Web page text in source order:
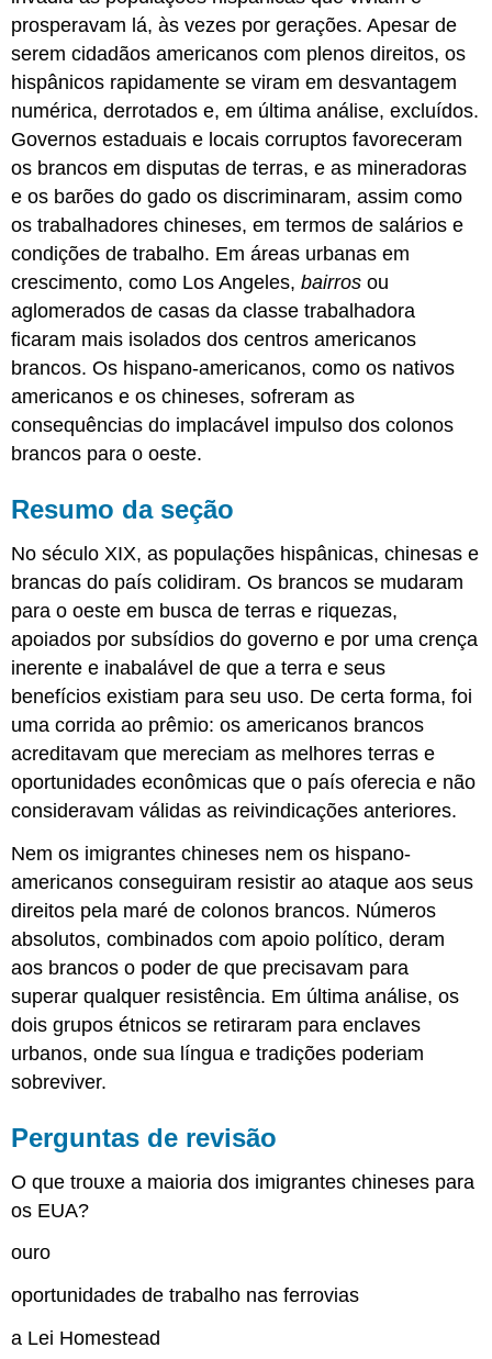
prosperavam lá, às vezes por gerações. Apesar de
serem cidadãos americanos com plenos direitos, os
hispânicos rapidamente se viram em desvantagem
numérica, derrotados e, em última análise, excluídos.
Governos estaduais e locais corruptos favoreceram
os brancos em disputas de terras, e as mineradoras
e os barões do gado os discriminaram, assim como
os trabalhadores chineses, em termos de salários e
condições de trabalho. Em áreas urbanas em
crescimento, como Los Angeles,bairros ou
aglomerados de casas da classe trabalhadora
ficaram mais isolados dos centros americanos
brancos. Os hispano-americanos, como os nativos
americanos e os chineses, sofreram as
consequências do implacável impulso dos colonos
brancos para o oeste.
Resumo da seção
No século XIX, as populações hispânicas, chinesas e
brancas do país colidiram. Os brancos se mudaram
para o oeste em busca de terras e riquezas,
apoiados por subsídios do governo e por uma crença
inerente e inabalável de que a terra e seus
benefícios existiam para seu uso. De certa forma, foi
uma corrida ao prêmio: os americanos brancos
acreditavam que mereciam as melhores terras e
oportunidades econômicas que o país oferecia e não
consideravam válidas as reivindicações anteriores.
Nem os imigrantes chineses nem os hispano-
americanos conseguiram resistir ao ataque aos seus
direitos pela maré de colonos brancos. Números
absolutos, combinados com apoio político, deram
aos brancos o poder de que precisavam para
superar qualquer resistência. Em última análise, os
dois grupos étnicos se retiraram para enclaves
urbanos, onde sua língua e tradições poderiam
sobreviver.
Perguntas de revisão
O que trouxe a maioria dos imigrantes chineses para
os EUA?
ouro
oportunidades de trabalho nas ferrovias
a Lei Homestead